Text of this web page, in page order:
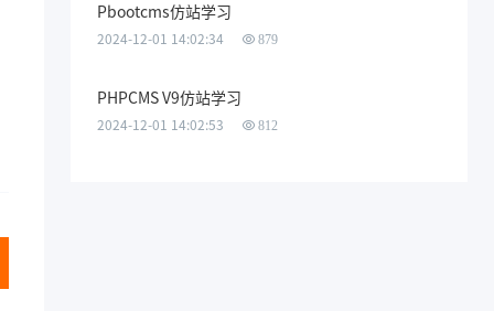
Pbootcms仿站学习
2024-12-01 14:02:34 879
PHPCMS V9仿站学习
2024-12-01 14:02:53 812